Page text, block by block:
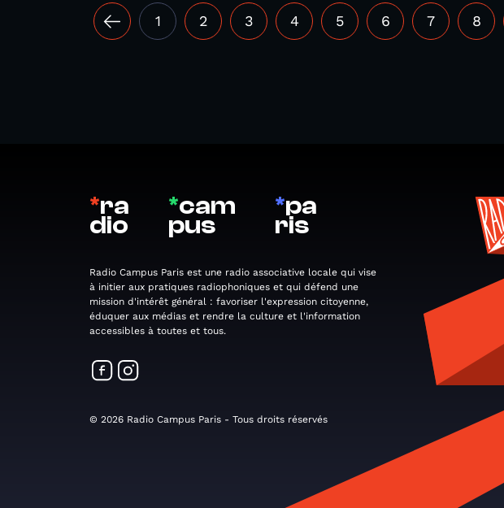
1 2 3 4 5 6 7 8
*ra
dio
*cam
pus
*pa
ris
Radio Campus Paris est une radio associative locale qui vise
à initier aux pratiques radiophoniques et qui défend une
mission d'intérêt général : favoriser l'expression citoyenne,
éduquer aux médias et rendre la culture et l'information
accessibles à toutes et tous.
© 2026 Radio Campus Paris - Tous droits réservés